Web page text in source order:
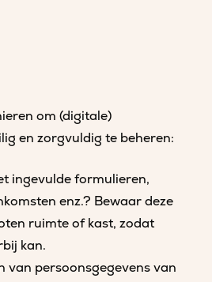
om (digitale)
en zorgvuldig te beheren:
ingevulde formulieren,
enz.? Bewaar deze
ruimte of kast, zodat
kan.
van persoonsgegevens van